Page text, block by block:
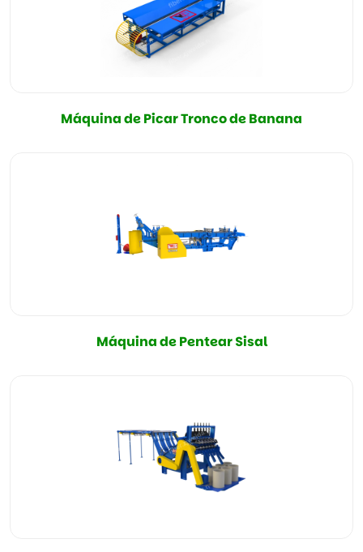
Máquina de Picar Tronco de Banana
Máquina de Pentear Sisal